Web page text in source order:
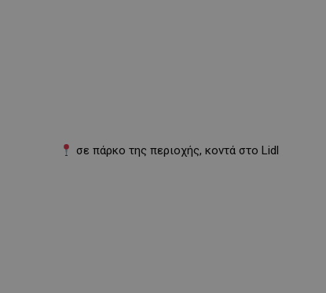
σε πάρκο της περιοχής, κοντά στο Lidl